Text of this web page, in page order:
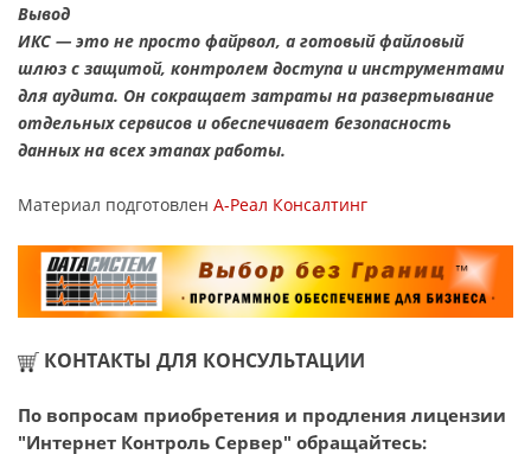
Вывод
ИКС — это не просто файрвол, а готовый файловый
шлюз с защитой, контролем доступа и инструментами
для аудита. Он сокращает затраты на развертывание
отдельных сервисов и обеспечивает безопасность
данных на всех этапах работы.
Материал подготовлен А-Реал Консалтинг
КОНТАКТЫ ДЛЯ КОНСУЛЬТАЦИИ
По вопросам приобретения и продления лицензии
"Интернет Контроль Сервер" обращайтесь: